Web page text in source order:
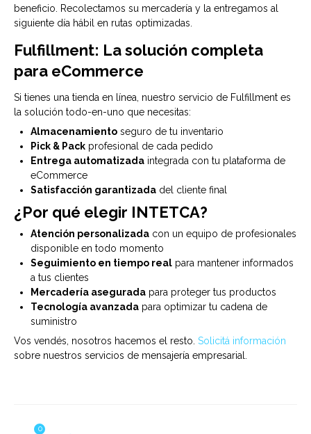
beneficio. Recolectamos su mercadería y la entregamos al
siguiente día hábil en rutas optimizadas.
Fulfillment: La solución completa
para eCommerce
Si tienes una tienda en línea, nuestro servicio de Fulfillment es
la solución todo-en-uno que necesitas:
Almacenamiento seguro de tu inventario
Pick & Pack profesional de cada pedido
Entrega automatizada integrada con tu plataforma de
eCommerce
Satisfacción garantizada del cliente final
¿Por qué elegir INTETCA?
Atención personalizada con un equipo de profesionales
disponible en todo momento
Seguimiento en tiempo real para mantener informados
a tus clientes
Mercadería asegurada para proteger tus productos
Tecnología avanzada para optimizar tu cadena de
suministro
Vos vendés, nosotros hacemos el resto. Solicitá información
sobre nuestros servicios de mensajería empresarial.
0